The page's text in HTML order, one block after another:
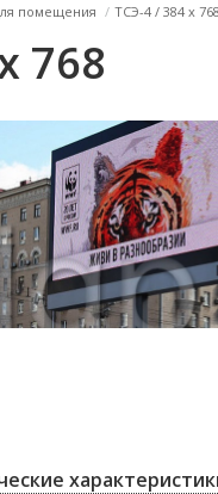
помещения / ТСЭ-4 / 384 x
768